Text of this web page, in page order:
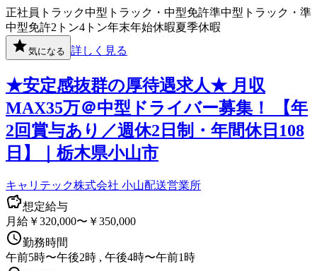
正社員 トラック中型トラック・中型免許準中型トラック・準
中型免許2トン4トン年末年始休暇夏季休暇
気になる 詳しく見る
★安定感抜群の厚待遇求人★ 月収
MAX35万＠中型ドライバー募集！ 【年
2回賞与あり／週休2日制・年間休日108
日】｜栃木県小山市
キャリテック株式会社 小山配送営業所
想定給与
月給￥320,000〜￥350,000
勤務時間
午前5時〜午後2時 , 午後4時〜午前1時